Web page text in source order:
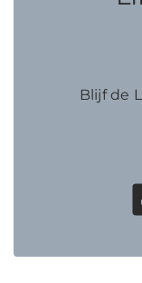
Blijf de